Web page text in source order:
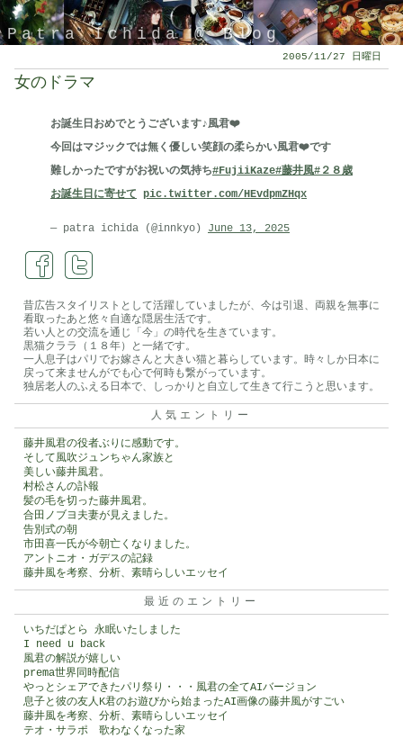
Patra Ichida @ Blog
引退したスタイリストの隠居ブログ
2005/11/27 日曜日
女のドラマ
お誕生日おめでとうございます♪風君❤️
今回はマジックでは無く優しい笑顔の柔らかい風君❤️です
難しかったですがお祝いの気持ち#FujiiKaze#藤井風#２８歳
お誕生日に寄せて pic.twitter.com/HEvdpmZHqx
— patra ichida (@innkyo) June 13, 2025
昔広告スタイリストとして活躍していましたが、今は引退、両親を無事に
看取ったあと悠々自適な隠居生活です。
若い人との交流を通じ「今」の時代を生きています。
黒猫クララ（１８年）と一緒です。
一人息子はパリでお嫁さんと大きい猫と暮らしています。時々しか日本に
戻って来ませんがでも心で何時も繋がっています。
独居老人のふえる日本で、しっかりと自立して生きて行こうと思います。
人気エントリー
藤井風君の役者ぶりに感動です。
そして風吹ジュンちゃん家族と
美しい藤井風君。
村松さんの訃報
髪の毛を切った藤井風君。
合田ノブヨ夫妻が見えました。
告別式の朝
市田喜一氏が今朝亡くなりました。
アントニオ・ガデスの記録
藤井風を考察、分析、素晴らしいエッセイ
最近のエントリー
いちだぱとら 永眠いたしました
I need u back
風君の解説が嬉しい
prema世界同時配信
やっとシェアできたパリ祭り・・・風君の全てAIバージョン
息子と彼の友人K君のお遊びから始まったAI画像の藤井風がすごい
藤井風を考察、分析、素晴らしいエッセイ
テオ・サラポ 歌わなくなった家